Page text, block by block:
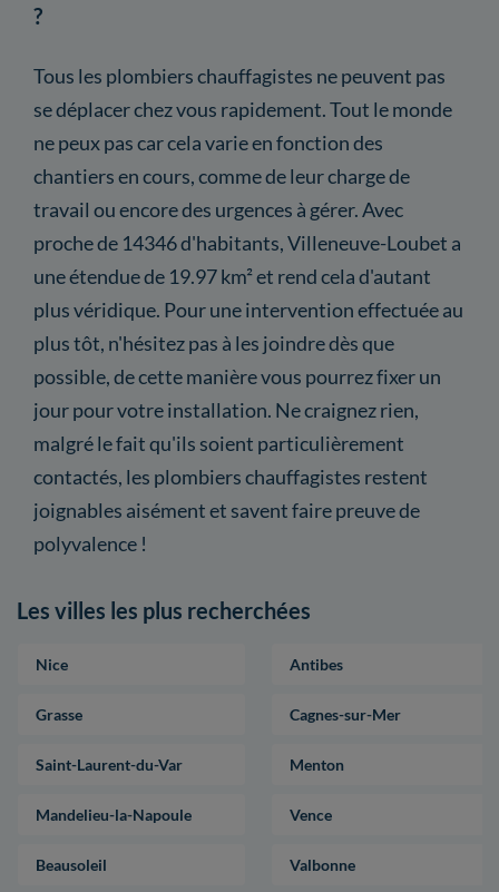
?
Tous les plombiers chauffagistes ne peuvent pas
se déplacer chez vous rapidement. Tout le monde
ne peux pas car cela varie en fonction des
chantiers en cours, comme de leur charge de
travail ou encore des urgences à gérer. Avec
proche de 14346 d'habitants, Villeneuve-Loubet a
une étendue de 19.97 km² et rend cela d'autant
plus véridique. Pour une intervention effectuée au
plus tôt, n'hésitez pas à les joindre dès que
possible, de cette manière vous pourrez fixer un
jour pour votre installation. Ne craignez rien,
malgré le fait qu'ils soient particulièrement
contactés, les plombiers chauffagistes restent
joignables aisément et savent faire preuve de
polyvalence !
Les villes les plus recherchées
Nice Antibes
Grasse Cagnes-sur-Mer
Saint-Laurent-du-Var Menton
Mandelieu-la-Napoule Vence
Beausoleil Valbonne